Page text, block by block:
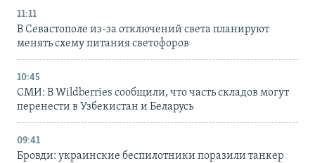
11:11
В Севастополе из-за отключений света планируют
менять схему питания светофоров
10:45
СМИ: В Wildberries сообщили, что часть складов могут
перенести в Узбекистан и Беларусь
09:41
Бровди: украинские беспилотники поразили танкер